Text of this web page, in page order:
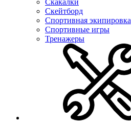
Скакалки
Скейтборд
Спортивная экипировка
Спортивные игры
Тренажеры